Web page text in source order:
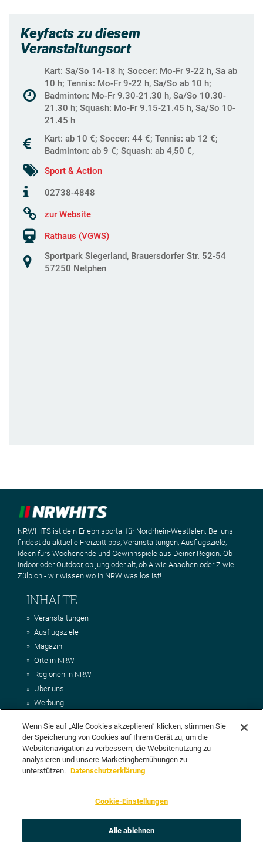
Keyfacts zu diesem
Veranstaltungsort
Kart: Sa/So 14-18 h; Soccer: Mo-Fr 9-22 h, Sa ab
10 h; Tennis: Mo-Fr 9-22 h, Sa/So ab 10 h;
Badminton: Mo-Fr 9.30-21.30 h, Sa/So 10.30-
21.30 h; Squash: Mo-Fr 9.15-21.45 h, Sa/So 10-
21.45 h
Kart: ab 10 €; Soccer: 44 €; Tennis: ab 12 €;
Badminton: ab 9 €; Squash: ab 4,50 €,
Sport & Action
02738-4848
zur Website
Rathaus (VGWS)
Sportpark Siegerland, Brauersdorfer Str. 52-54
57250 Netphen
NRWHITS ist dein Erlebnisportal für Nordrhein-Westfalen. Bei uns
findest du aktuelle Freizeittipps, Veranstaltungen, Ausflugsziele,
Ideen fürs Wochenende und Gewinnspiele aus Deiner Region. Ob
Indoor oder Outdoor, ob jung oder alt, ob A wie Aaachen oder Z wie
Zülpich - wir wissen wo in NRW was los ist!
INHALTE
Veranstaltungen
Ausflugsziele
Magazin
Orte in NRW
Regionen in NRW
Über uns
Werbung
Impressum
AGB
Datenschutz
DEIN VORSCHLAG FÜR NRWHITS
vorschlagen? Klasse, dann nutze doch einfach
Unsere Redaktion wird Deinen Vorschlag dann so schnell wie
Wenn Sie auf „Alle Cookies akzeptieren“ klicken, stimmen Sie
der Speicherung von Cookies auf Ihrem Gerät zu, um die
Websitenavigation zu verbessern, die Websitenutzung zu
analysieren und unsere Marketingbemühungen zu
unterstützen. Datenschutzerklärung
Cookie-Einstellungen
Alle ablehnen